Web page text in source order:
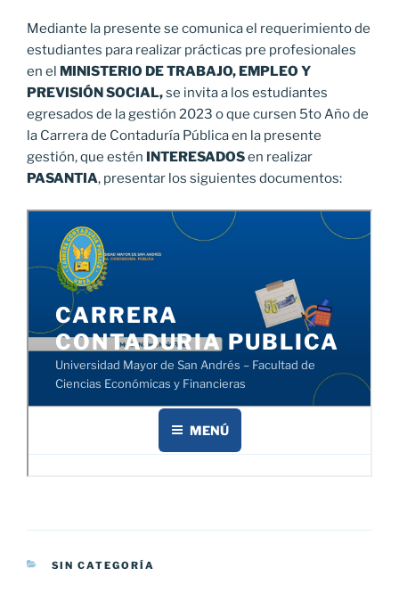
Mediante la presente se comunica el requerimiento de
estudiantes para realizar prácticas pre profesionales
en el
MINISTERIO DE TRABAJO, EMPLEO Y
PREVISIÓN SOCIAL,se invita a los estudiantes
egresados de la gestión 2023 o que cursen 5to Año de
la Carrera de Contaduría Pública en la presente
gestión, que estén
INTERESADOSen realizar
PASANTIA, presentar los siguientes documentos:
CATEGORÍAS
SIN CATEGORÍA